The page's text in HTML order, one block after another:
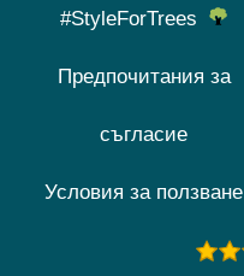
#StyleForTrees
Предпочитания за
съгласие
Условия за ползване